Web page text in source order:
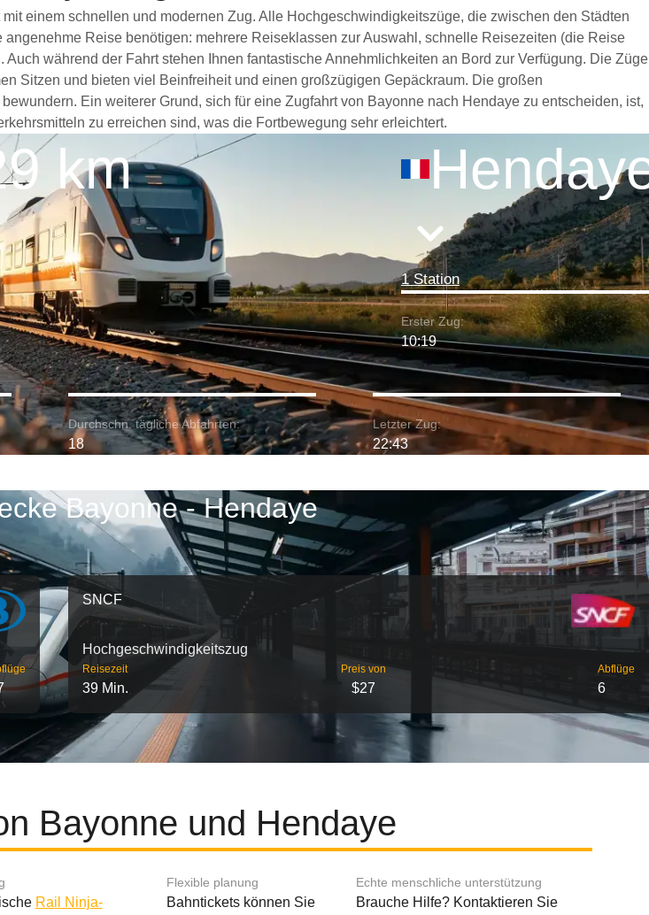
einem schnellen und modernen Zug. Alle Hochgeschwindigkeitszüge, die zwischen den Städten
Reise benötigen: mehrere Reiseklassen zur Auswahl, schnelle Reisezeiten (die Reise
während der Fahrt stehen Ihnen fantastische Annehmlichkeiten an Bord zur Verfügung. Die Züge
Sitzen und bieten viel Beinfreiheit und einen großzügigen Gepäckraum. Die großen
Ein weiterer Grund, sich für eine Zugfahrt von Bayonne nach Hendaye zu entscheiden, ist,
zu erreichen sind, was die Fortbewegung sehr erleichtert.
km
1 Station
Erster Zug:
10:19
Durchschn. tägliche Abfahrten:
18
Letzter Zug:
22:43
Bayonne - Hendaye
SNCF
Hochgeschwindigkeitszug
Reisezeit
39 Min.
Preis von
$27
Abflüge
6
Bayonne und Hendaye
Rail Ninja-
Flexible planung
Bahntickets können Sie
Echte menschliche unterstützung
Brauche Hilfe? Kontaktieren Sie